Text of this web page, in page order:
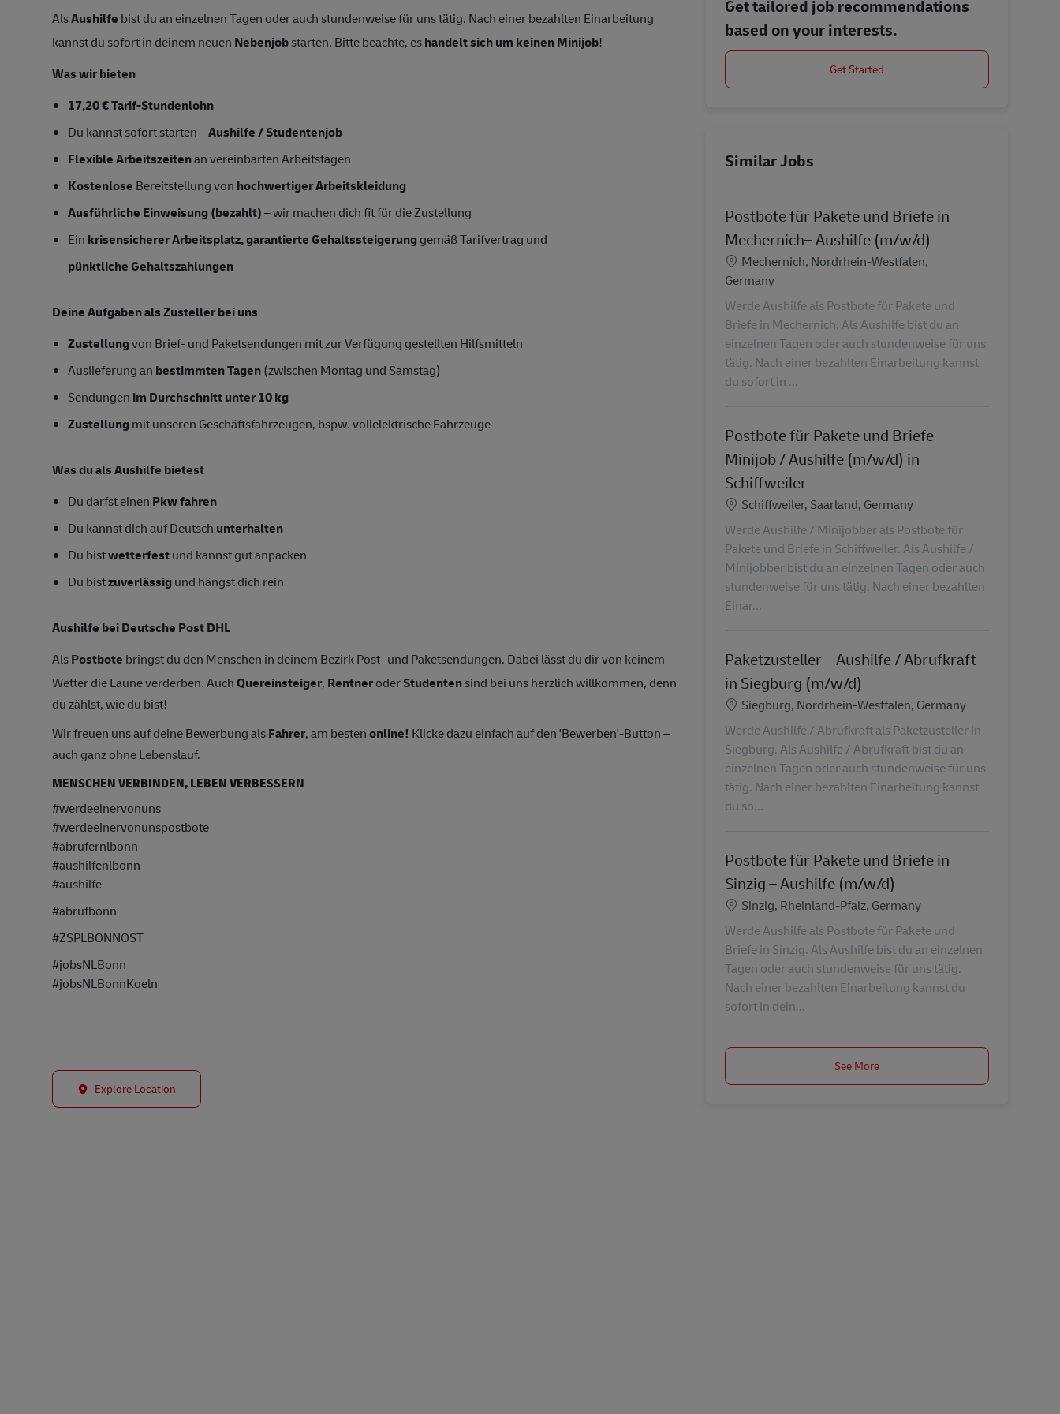
AlsAushilfe bist du an einzelnen Tagen oder auch stundenweise für uns tätig. Nach einer bezahlten Einarbeitung
kannst du sofort in deinem neuen Nebenjobstarten. Bitte beachte, eshandelt sich um keinen Minijob!
Was wir bieten
17,20 € Tarif-Stundenlohn
Du kannst sofort starten –Aushilfe / Studentenjob
Flexible Arbeitszeitenan vereinbarten Arbeitstagen
Kostenlose Bereitstellung von hochwertiger Arbeitskleidung
Ausführliche Einweisung (bezahlt)– wir machen dich fit für die Zustellung
Ein krisensicherer Arbeitsplatz, garantierte Gehaltssteigerung gemäß Tarifvertrag und
pünktliche Gehaltszahlungen
Deine Aufgaben als Zusteller bei uns
Zustellungvon Brief- und Paketsendungen mit zur Verfügung gestellten Hilfsmitteln
Auslieferung an bestimmten Tagen(zwischen Montag und Samstag)
Sendungen im Durchschnitt unter 10 kg
Zustellung mit unseren Geschäftsfahrzeugen, bspw. vollelektrische Fahrzeuge
Was du als Aushilfe bietest
Du darfst einen Pkw fahren
Du kannst dich auf Deutsch unterhalten
Du bistwetterfestund kannst gut anpacken
Du bistzuverlässig und hängst dich rein
Aushilfe bei Deutsche Post DHL
AlsPostbote bringst du den Menschen in deinem Bezirk Post- und Paketsendungen. Dabei lässt du dir von keinem
Wetter die Laune verderben. AuchQuereinsteiger, RentneroderStudentensind bei uns herzlich willkommen, denn
du zählst, wie du bist!
Wir freuen uns auf deine Bewerbung alsFahrer, am bestenonline! Klicke dazu einfach auf den 'Bewerben'-Button –
auch ganz ohne Lebenslauf.
MENSCHEN VERBINDEN, LEBEN VERBESSERN
#werdeeinervonuns
#werdeeinervonunspostbote
#abrufernlbonn
#aushilfenlbonn
#aushilfe
#abrufbonn
#ZSPLBONNOST
#jobsNLBonn
#jobsNLBonnKoeln
Explore Location
Get tailored job recommendations
based on your interests.
Get Started
Similar Jobs
Postbote für Pakete und Briefe in
Mechernich– Aushilfe (m/w/d)
Location
Mechernich, Nordrhein-Westfalen,
Germany
Werde Aushilfe als Postbote für Pakete und
Briefe in Mechernich. Als Aushilfe bist du an
einzelnen Tagen oder auch stundenweise für uns
tätig. Nach einer bezahlten Einarbeitung kannst
du sofort in ...
Postbote für Pakete und Briefe –
Minijob / Aushilfe (m/w/d) in
Schiffweiler
Location
Schiffweiler, Saarland, Germany
Werde Aushilfe / Minijobber als Postbote für
Pakete und Briefe in Schiffweiler. Als Aushilfe /
Minijobber bist du an einzelnen Tagen oder auch
stundenweise für uns tätig. Nach einer bezahlten
Einar...
Paketzusteller – Aushilfe / Abrufkraft
in Siegburg (m/w/d)
Location
Siegburg, Nordrhein-Westfalen, Germany
Werde Aushilfe / Abrufkraft als Paketzusteller in
Siegburg. Als Aushilfe / Abrufkraft bist du an
einzelnen Tagen oder auch stundenweise für uns
tätig. Nach einer bezahlten Einarbeitung kannst
du so...
Postbote für Pakete und Briefe in
Sinzig – Aushilfe (m/w/d)
Location
Sinzig, Rheinland-Pfalz, Germany
Werde Aushilfe als Postbote für Pakete und
Briefe in Sinzig. Als Aushilfe bist du an einzelnen
Tagen oder auch stundenweise für uns tätig.
Nach einer bezahlten Einarbeitung kannst du
sofort in dein...
See More